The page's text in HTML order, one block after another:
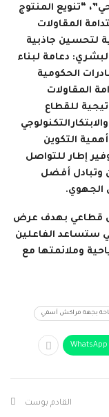
“تنويع المنتوج
المقاولات
لتحسين جاذبية
دعامة لبناء
الحكومية
المقاولات
للقطاع
والابتكارالتكنولوجي
التكوين
إطار للتواصل
وتبادل أفضل
الجهوي.
قطاعي بهدف عرض
ستساعد الفاعلين
وملائمتها مع
بجهة مراكش آسفي
WhatsApp
القادم بوست